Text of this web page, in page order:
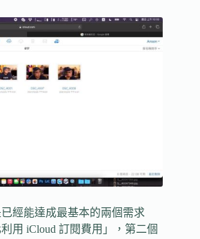
經能達成最基本的兩個需求
用 iCloud 訂閱費用」，第二個